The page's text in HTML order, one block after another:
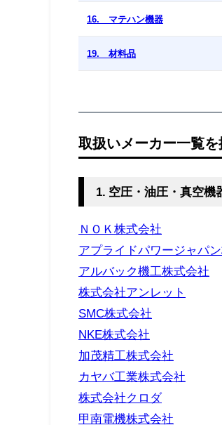
16. マテハン機器
19. 材料品
取扱いメーカー一覧
1. 空圧・油圧・真空機
ＮＯＫ株式会社
アプライドパワージャパ
アルバック機工株式会社
株式会社アンレット
SMC株式会社
NKE株式会社
加茂精工株式会社
カヤバ工業株式会社
株式会社クロダ
甲南電機株式会社